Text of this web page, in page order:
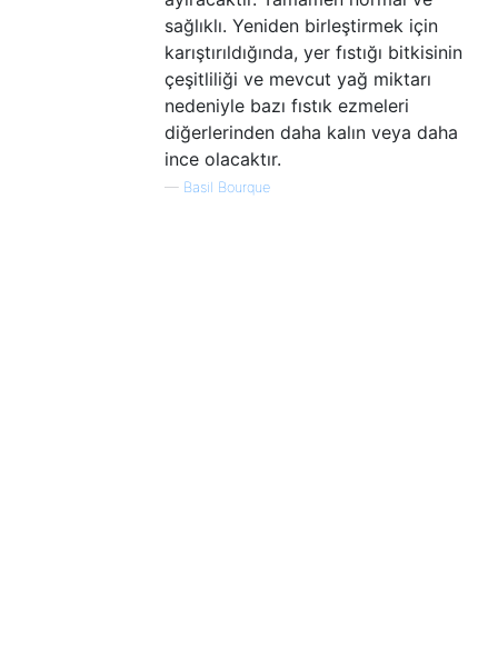
sağlıklı. Yeniden birleştirmek için
karıştırıldığında, yer fıstığı bitkisinin
çeşitliliği ve mevcut yağ miktarı
nedeniyle bazı fıstık ezmeleri
diğerlerinden daha kalın veya daha
ince olacaktır.
— Basil Bourque